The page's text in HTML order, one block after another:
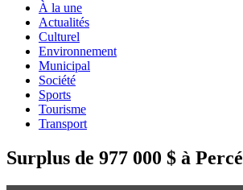
À la une
Actualités
Culturel
Environnement
Municipal
Société
Sports
Tourisme
Transport
Surplus de 977 000 $ à Percé